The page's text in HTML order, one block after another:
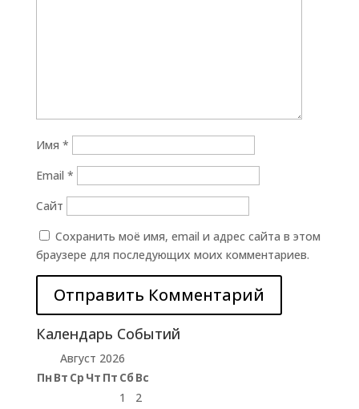
Имя *
Email *
Сайт
Сохранить моё имя, email и адрес сайта в этом
браузере для последующих моих комментариев.
Календарь Событий
Август 2026
Пн Вт Ср Чт Пт Сб Вс
1
2